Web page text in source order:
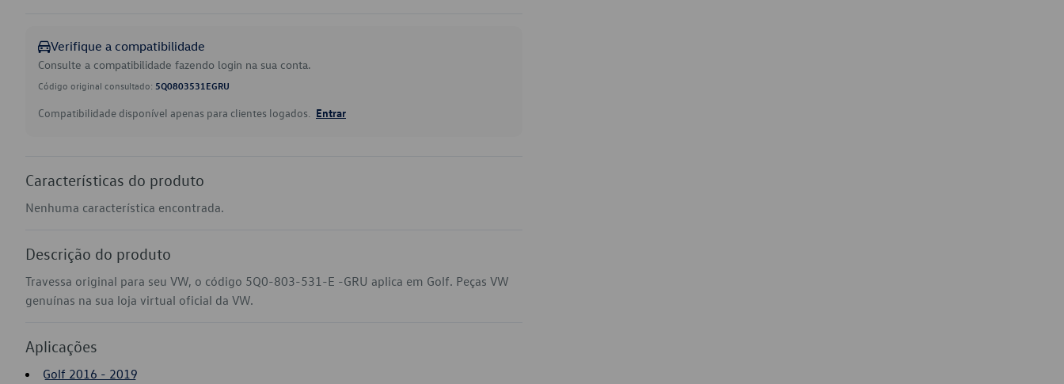
Verifique a compatibilidade
Consulte a compatibilidade fazendo login na sua conta.
Código original consultado: 5Q0803531EGRU
Compatibilidade disponível apenas para clientes logados. Entrar
Características do produto
Nenhuma característica encontrada.
Descrição do produto
Travessa original para seu VW, o código 5Q0-803-531-E -GRU aplica em Golf. Peças VW
genuínas na sua loja virtual oficial da VW.
Aplicações
Golf 2016 - 2019